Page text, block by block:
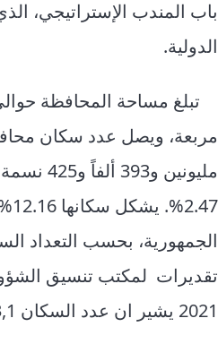
باب المندب الإستراتيجي،
الدولية.
مربعة، ويصل عدد سكان
مليونين
تقديرات لمكتب تنسيق
2021 يشير ان عدد السكان 3,1 مليون نسمة.